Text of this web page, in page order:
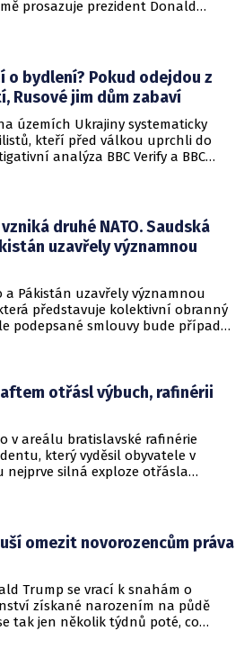
prosazuje prezident Donald
o bydlení? Pokud odejdou z
Rusové jim dům zabaví
územích Ukrajiny systematicky
kteří před válkou uprchli do
analýza BBC Verify a BBC
druhé NATO. Saudská
uzavřely významnou
a Pákistán uzavřely významnou
představuje kolektivní obranný
podepsané smlouvy bude případný
otřásl výbuch, rafinérii
v areálu bratislavské rafinérie
který vyděsil obyvatele v
nejprve silná exploze otřásla
omezit novorozencům práva
Trump se vrací k snahám o
získané narozením na půdě
tak jen několik týdnů poté, co